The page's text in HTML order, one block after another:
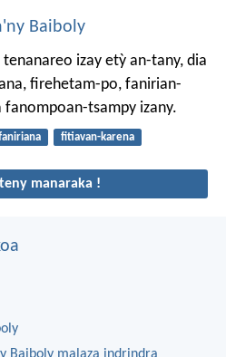
Baiboly
izay etỳ an-tany, dia
firehetam-po, fanirian-
tsampy izany.
fitiavan-karena
manaraka !